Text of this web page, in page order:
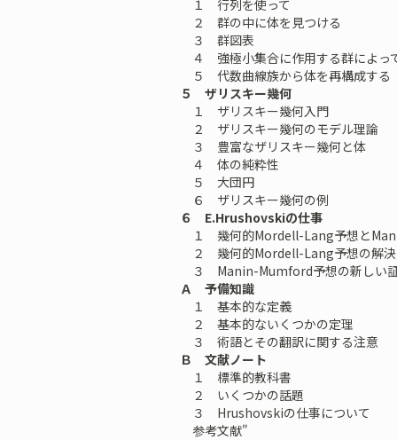
１ 行列を使って
２ 群の中に体を見つける
３ 群図表
４ 強極小集合に作用する群によっ
５ 代数曲線族から体を再構成する
５ ザリスキー幾何
１ ザリスキー幾何入門
２ ザリスキー幾何のモデル理論
３ 豊富なザリスキー幾何と体
４ 体の純粋性
５ 大団円
６ ザリスキー幾何の例
６ E.Hrushovskiの仕事
１ 幾何的Mordell-Lang予想と
２ 幾何的Mordell-Lang予想の解決
３ Manin-Mumford予想の新しい
Ａ 予備知識
１ 基本的な定義
２ 基本的ないくつかの定理
３ 術語とその翻訳に関する注意
Ｂ 文献ノート
１ 標準的教科書
２ いくつかの話題
３ Hrushovskiの仕事について
参考文献"